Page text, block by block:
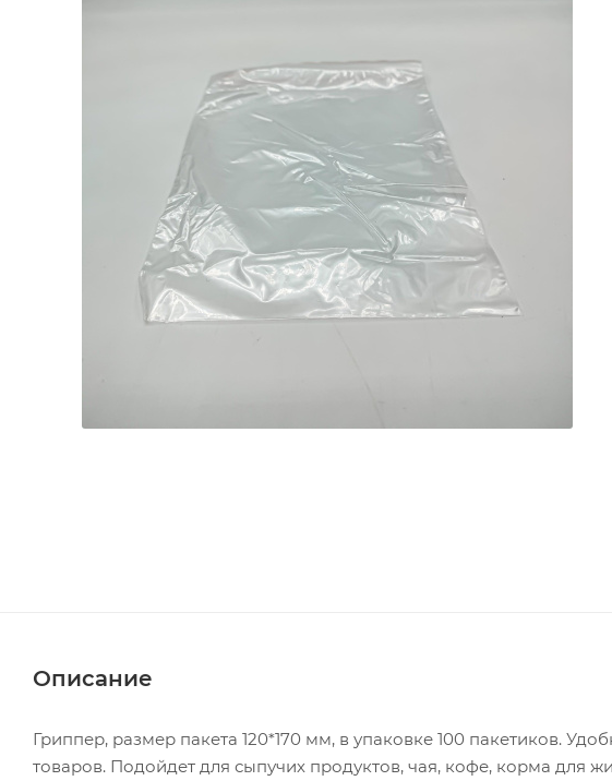
Описание
Гриппер, размер пакета 120*170 мм, в упаковке 100 пакетиков.
товаров. Подойдет для сыпучих продуктов, чая, кофе, корма для